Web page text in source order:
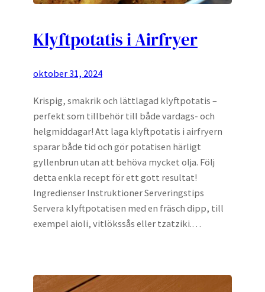
Klyftpotatis i Airfryer
oktober 31, 2024
Krispig, smakrik och lättlagad klyftpotatis –
perfekt som tillbehör till både vardags- och
helgmiddagar! Att laga klyftpotatis i airfryern
sparar både tid och gör potatisen härligt
gyllenbrun utan att behöva mycket olja. Följ
detta enkla recept för ett gott resultat!
Ingredienser Instruktioner Serveringstips
Servera klyftpotatisen med en fräsch dipp, till
exempel aioli, vitlökssås eller tzatziki.…